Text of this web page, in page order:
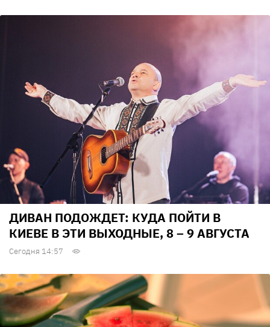
ДИВАН ПОДОЖДЕТ: КУДА ПОЙТИ В
КИЕВЕ В ЭТИ ВЫХОДНЫЕ, 8 – 9 АВГУСТА
Сегодня 14:57